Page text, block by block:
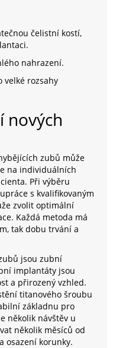
čelistní kostí,
nahrazení.
velké rozsahy
nových
zubů může
na individuálních
Při výběru
s kvalifikovaným
zvolit optimální
Každá metoda má
tak dobu trvání a
jsou zubní
implantáty jsou
a přirozený vzhled.
titanového šroubu
základnu pro
několik návštěv u
několik měsíců od
osazení korunky.